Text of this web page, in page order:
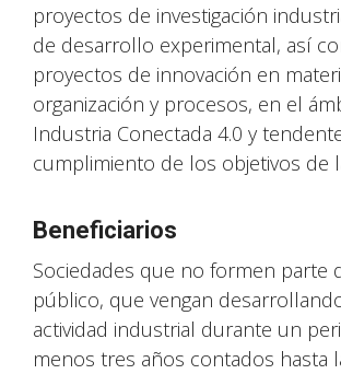
proyectos de investigación
de desarrollo experimental, así
proyectos de innovación en
organización y procesos, en el
Industria Conectada 4.0 y
cumplimiento de los objetivos de
Beneficiarios
Sociedades que no formen parte
público, que vengan
actividad industrial durante un
menos tres años contados hasta